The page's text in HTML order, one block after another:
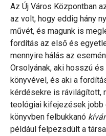
Az Új Város Központban
az volt, hogy eddig hány
művét, és magunk is
fordítás az első és
mennyire hálás az
Orsolyának, aki hosszú
könyvével, és aki a
kérdésekre is rávilágított,
teológiai kifejezések jobb
könyvben felbukkanó
például felpezsdült a